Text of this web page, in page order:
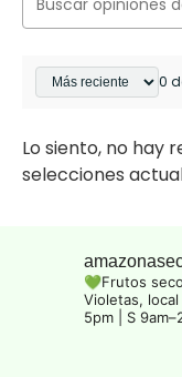
0
Lo siento, no hay
selecciones
💚Frutos
Violetas, local
5pm | S